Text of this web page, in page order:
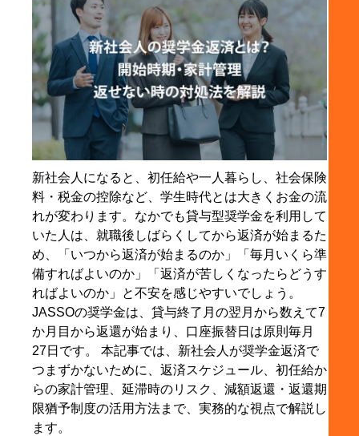
3-1. 返済開始前から「返済したつもり貯金」をす
3-2. 返済専用口座を作って残高不足を防ぐ
3-3. 家計簿アプリやスプレッドシートで可視化す
る
4. 新社会人が奨学金返済でつまずきやすいポイント
4-1. 初任給を額面で考えてしまう
4-2. 一人暮らし費用と返済が重なる
4-3. 転職・退職・収入減で返済が苦しくなる
5. 奨学金返済を無理なく続ける生活費の見直し方法
5-1. 固定費を優先的に見直す
5-2. 変動費は「我慢」ではなく予算化する
5-3. クレジットカード・リボ払いに注意する
6. 奨学金を延滞するとどうなる？
6-1. 1回目の振替不能では翌月に2か月分が引き落
とされる
6-2. 延滞が続くと保証人・信用情報に影響する可
能性がある
新社会人になると、初任給や一人暮らし、社会保険
料・税金の控除など、学生時代とは大きくお金の流
れが変わります。なかでも貸与型奨学金を利用して
いた人は、就職後しばらくしてから返済が始まるた
め、「いつから返済が始まるのか」「毎月いくら準
備すればよいのか」「返済が苦しくなったらどうす
ればよいのか」と不安を感じやすいでしょう。
JASSOの奨学金は、貸与終了月の翌月から数えて7
か月目から返還が始まり、口座振替日は原則毎月
27日です。 本記事では、新社会人が奨学金返済で
つまずかないために、返済スケジュール、初任給か
らの家計管理、延滞時のリスク、減額返還・返還期
限猶予制度の活用方法まで、実務的な視点で解説し
ます。